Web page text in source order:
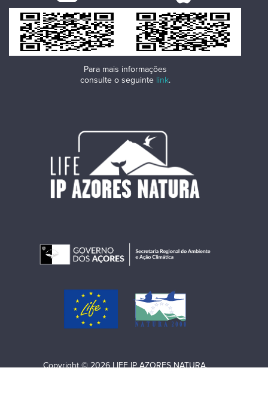
Copyright © 2026 LIFE IP AZORES NATURA.
Para mais informações
consulte o seguinte link.